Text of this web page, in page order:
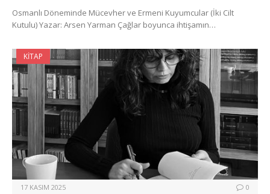
Osmanlı Döneminde Mücevher ve Ermeni Kuyumcular (İki Cilt
Kutulu) Yazar: Arsen Yarman Çağlar boyunca ihtişamın…
KITAP
17 KASIM 2025 0